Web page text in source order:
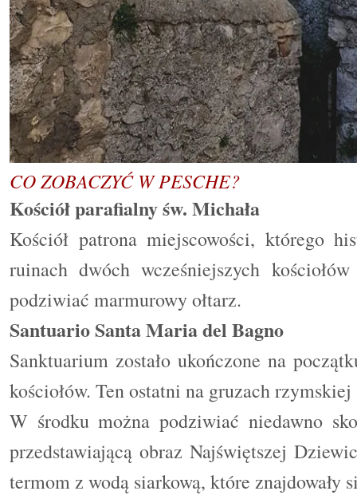
CO ZOBACZYĆ W PESCHE?
Kościół parafialny św. Michała
Kościół patrona miejscowości, którego
ruinach dwóch wcześniejszych
podziwiać marmurowy ołtarz.
Santuario Santa Maria del Bagno
Sanktuarium zostało ukończone na
kościołów. Ten ostatni na gruzach
W środku można podziwiać niedawno
przedstawiającą obraz Najświętszej
termom z wodą siarkową, które znajdowały